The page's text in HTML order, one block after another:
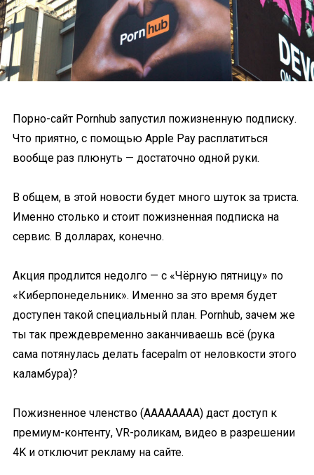
Порно-сайт Pornhub запустил пожизненную подписку.
Что приятно, с помощью Apple Pay расплатиться
вообще раз плюнуть — достаточно одной руки.
В общем, в этой новости будет много шуток за триста.
Именно столько и стоит пожизненная подписка на
сервис. В долларах, конечно.
Акция продлится недолго — с «Чёрную пятницу» по
«Киберпонедельник». Именно за это время будет
доступен такой специальный план. Pornhub, зачем же
ты так преждевременно заканчиваешь всё (рука
сама потянулась делать facepalm от неловкости этого
каламбура)?
Пожизненное членство (АААААААА) даст доступ к
премиум-контенту, VR-роликам, видео в разрешении
4K и отключит рекламу на сайте.